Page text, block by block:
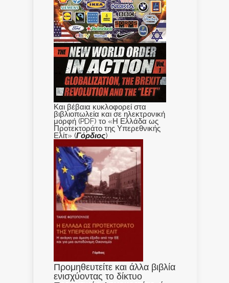
Και βέβαια κυκλοφορεί στα
βιβλιοπωλεία και σε ηλεκτρονική
μορφή (PDF) το «Η Ελλάδα ως
Προτεκτοράτο της Υπερεθνικής
Ελίτ» (Γόρδιος)
Προμηθευτείτε και άλλα βιβλία
ενισχύοντας το δίκτυο